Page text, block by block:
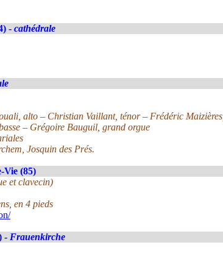
- cathédrale
alto – Christian Vaillant, ténor – Frédéric Maizières,
– Grégoire Bauguil, grand orgue
Josquin des Prés.
Vie (85)
et clavecin)
en 4 pieds
- Frauenkirche